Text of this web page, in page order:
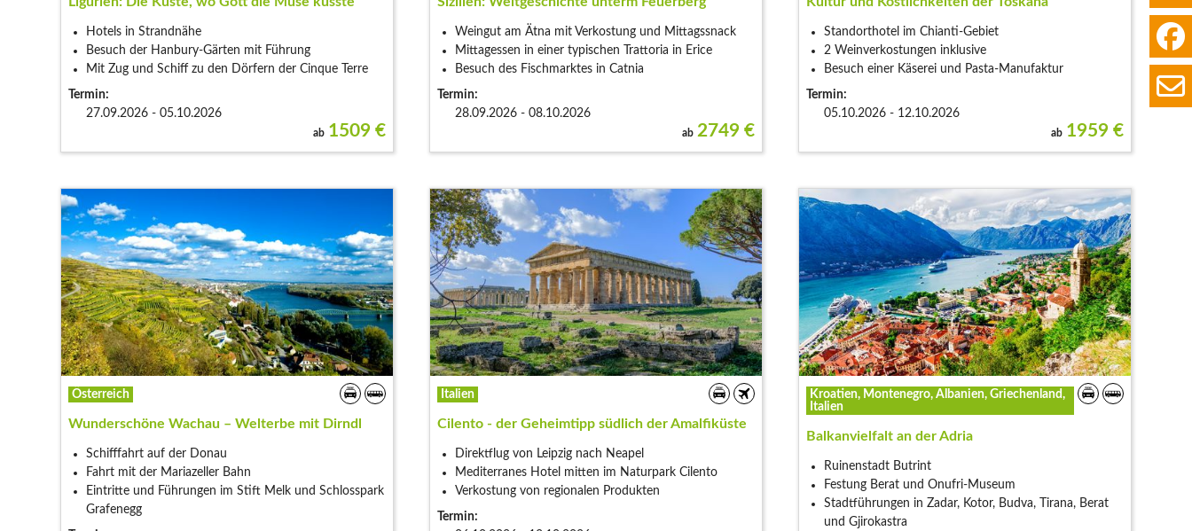
Hotels in Strandnähe
Besuch der Hanbury-Gärten mit Führung
Mit Zug und Schiff zu den Dörfern der Cinque Terre
Termin:
27.09.2026 - 05.10.2026
ab 1509 €
Weingut am Ätna mit Verkostung und Mittagssnack
Mittagessen in einer typischen Trattoria in Erice
Besuch des Fischmarktes in Catnia
Termin:
28.09.2026 - 08.10.2026
ab 2749 €
Standorthotel im Chianti-Gebiet
2 Weinverkostungen inklusive
Besuch einer Käserei und Pasta-Manufaktur
Termin:
05.10.2026 - 12.10.2026
ab 1959 €
Österreich
Wunderschöne Wachau – Welterbe mit Dirndl
Schifffahrt auf der Donau
Fahrt mit der Mariazeller Bahn
Eintritte und Führungen im Stift Melk und Schlosspark
Grafenegg
Italien
Cilento - der Geheimtipp südlich der Amalfiküste
Direktflug von Leipzig nach Neapel
Mediterranes Hotel mitten im Naturpark Cilento
Verkostung von regionalen Produkten
Termin:
Kroatien, Montenegro, Albanien, Griechenland,
Italien
Balkanvielfalt an der Adria
Ruinenstadt Butrint
Festung Berat und Onufri-Museum
Stadtführungen in Zadar, Kotor, Budva, Tirana, Berat
und Gjirokastra